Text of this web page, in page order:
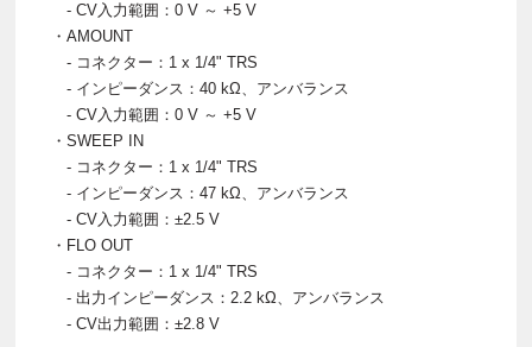
- CV入力範囲：0 V ～ +5 V
・AMOUNT
- コネクター：1 x 1/4" TRS
- インピーダンス：40 kΩ、アンバランス
- CV入力範囲：0 V ～ +5 V
・SWEEP IN
- コネクター：1 x 1/4" TRS
- インピーダンス：47 kΩ、アンバランス
- CV入力範囲：±2.5 V
・FLO OUT
- コネクター：1 x 1/4" TRS
- 出力インピーダンス：2.2 kΩ、アンバランス
- CV出力範囲：±2.8 V